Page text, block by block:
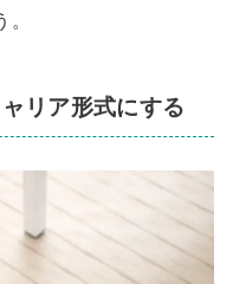
リア形式にする